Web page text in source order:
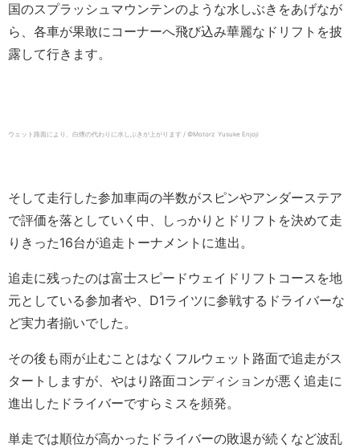
国のスプラッシュマウンテンのような水しぶきをあげなが
ら、各車が果敢にコーナーへ飛び込み華麗なドリフトを披
露して行きます。
ウェット路面により、白煙の代わりに水しぶきが上がります / ©️Motorz Yusuke Enjoji
そして走行した参加車両の半数がスピンやアンダーステア
で評価を落としていく中、しっかりとドリフトを決めて走
りきった16台が追走トーナメントに進出。
追走に残ったのは富士スピードウェイドリフトコースを地
元としている参加者や、D1ライツに参戦するドライバーな
ど実力者揃いでした。
その後も雨が止むことはなくフルウェット路面で追走がス
タートしますが、やはり路面コンディションが悪く追走に
進出したドライバーですらミスを頻発。
単走では順位が高かったドライバーの敗退が続くなど波乱